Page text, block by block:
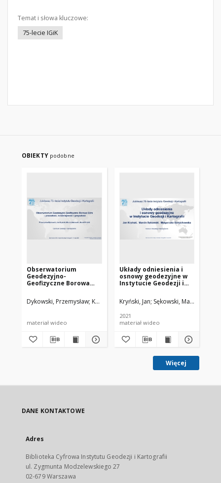
Temat i słowa kluczowe:
75-lecie IGiK
OBIEKTY podobne
Obserwatorium
Geodezyjno-
Geofizyczne Borowa
teraźniejszość i
przyszłość
Dykowski, Przemysław Kryński, Jan Sękowski, Marcin Dróżdż, Marek
materiał wideo
Układy odniesienia i
osnowy geodezyjne w
Instytucie Geodezji i
Kryński, Jan Sękowski, Marcin
2021
materiał wideo
Więcej
DANE KONTAKTOWE
Adres
Biblioteka Cyfrowa Instytutu Geodezji i Kartografii
ul. Zygmunta Modzelewskiego 27
02-679 Warszawa